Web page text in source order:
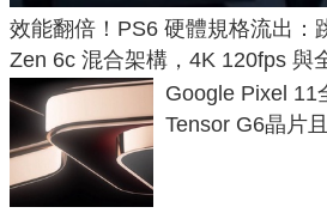
效能翻倍！PS6 硬體規格流出：
Zen 6c 混合架構，4K 120fps 與
Google Pixel 11
Tensor G6晶片